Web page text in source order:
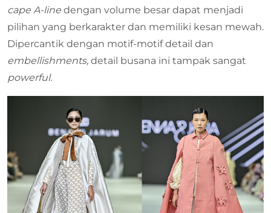
cape A-line dengan volume besar dapat menjadi
pilihan yang berkarakter dan memiliki kesan mewah.
Dipercantik dengan motif-motif detail dan
embellishments, detail busana ini tampak sangat
powerful.